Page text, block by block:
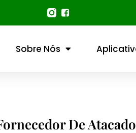
Sobre Nós
De